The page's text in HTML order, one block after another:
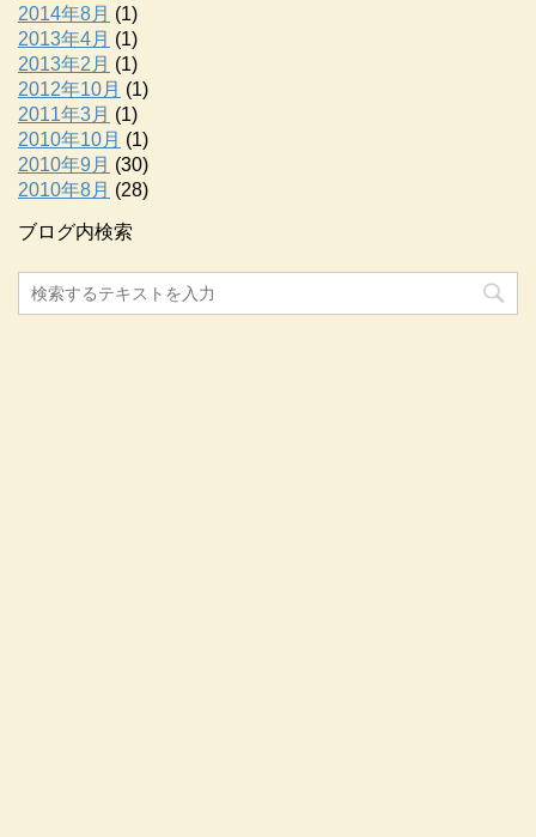
2014年8月 (1)
2013年4月 (1)
2013年2月 (1)
2012年10月 (1)
2011年3月 (1)
2010年10月 (1)
2010年9月 (30)
2010年8月 (28)
ブログ内検索